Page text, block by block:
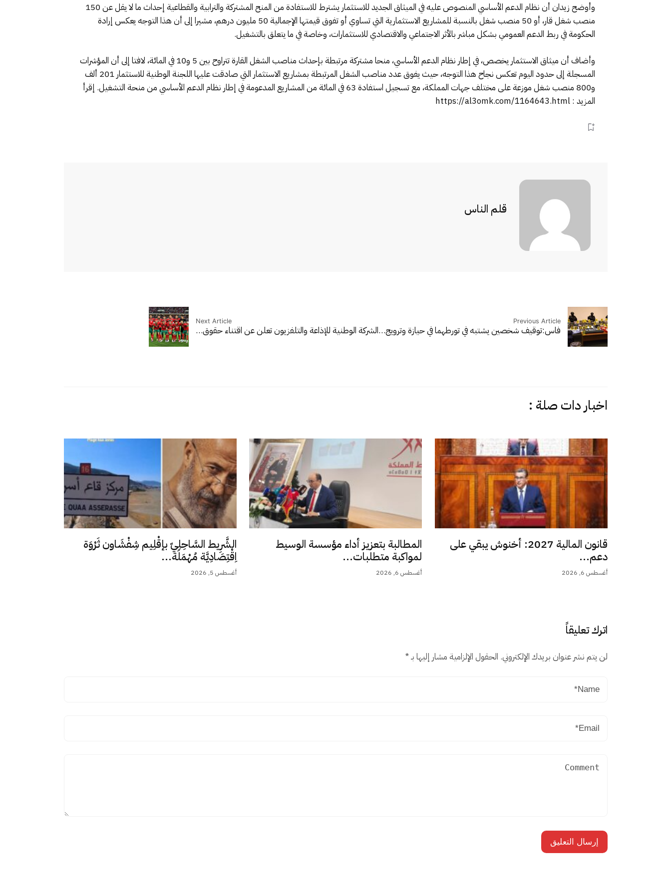
وأوضح زيدان أن نظام الدعم الأساسي المنصوص عليه في الميثاق الجديد للاستثمار يشترط للاستفادة من المنح المشتركة والترابية والقطاعية إحداث ما لا يقل عن 150
منصب شغل قار، أو 50 منصب شغل بالنسبة للمشاريع الاستثمارية التي تساوي أو تفوق قيمتها الإجمالية 50 مليون درهم، مشيرا إلى أن هذا التوجه يعكس إرادة
الحكومة في ربط الدعم العمومي بشكل مباشر بالأثر الاجتماعي والاقتصادي للاستثمارات، وخاصة في ما يتعلق بالتشغيل.
وأضاف أن ميثاق الاستثمار يخصص، في إطار نظام الدعم الأساسي، منحا مشتركة مرتبطة بإحداث مناصب الشغل القارة تتراوح بين 5 و10 في المائة، لافتا إلى أن المؤشرات
المسجلة إلى حدود اليوم تعكس نجاح هذا التوجه، حيث يفوق عدد مناصب الشغل المرتبطة بمشاريع الاستثمار التي صادقت عليها اللجنة الوطنية للاستثمار 201 ألف
و800 منصب شغل موزعة على مختلف جهات المملكة، مع تسجيل استفادة 63 في المائة من المشاريع المدعومة في إطار نظام الدعم الأساسي من منحة التشغيل. إقرأ
المزيد : https://al3omk.com/1164643.html
قلم الناس
Previous Article
فاس:توقيف شخصين يشتبه في تورطهما في حيازة وترويج…
Next Article
الشركة الوطنية للإذاعة والتلفزيون تعلن عن اقتناء حقوق…
اخبار دات صلة :
قانون المالية 2027: أخنوش يبقي على
دعم...
أغسطس 6, 2026
المطالبة بتعزيز أداء مؤسسة الوسيط
لمواكبة متطلبات...
أغسطس 6, 2026
الشَّرِيط السَّاحِلِيّ بإقْلِيم شِفْشَاون ثَرْوَة
اِقْتِصَادِيَّة مُهْمَلَة...
أغسطس 5, 2026
اترك تعليقاً
لن يتم نشر عنوان بريدك الإلكتروني. الحقول الإلزامية مشار إليها بـ*